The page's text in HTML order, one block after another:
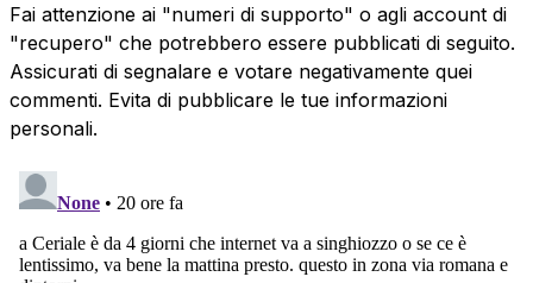
Fai attenzione ai "numeri di supporto" o agli account di
"recupero" che potrebbero essere pubblicati di seguito.
Assicurati di segnalare e votare negativamente quei
commenti. Evita di pubblicare le tue informazioni
personali.